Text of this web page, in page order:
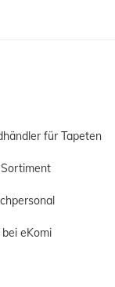
für Tapeten
bei eKomi